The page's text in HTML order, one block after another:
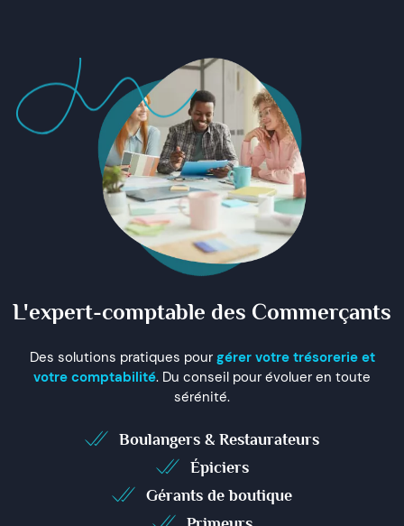
L'expert-comptable des Commerçants
Des solutions pratiques pour gérer votre trésorerie et
votre comptabilité. Du conseil pour évoluer en toute
sérénité.
Boulangers & Restaurateurs
Épiciers
Gérants de boutique